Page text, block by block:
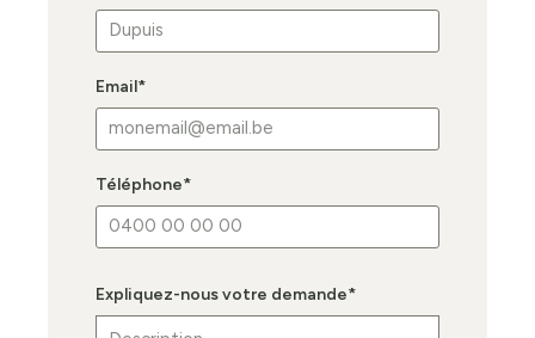
Email*
Téléphone*
Expliquez-nous votre demande*